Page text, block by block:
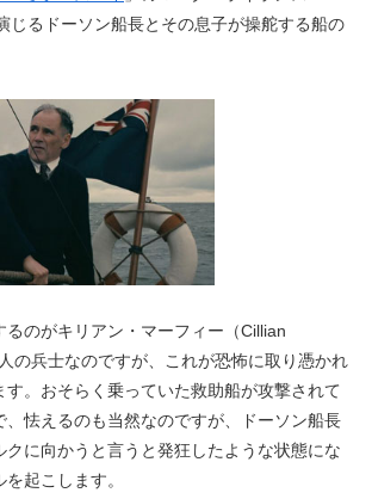
じるドーソン船長とその息子が操舵する船の
るのがキリアン・マーフィー（Cillian
の兵士なのですが、これが恐怖に取り憑かれ
す。おそらく乗っていた救助船が攻撃されて
、怯えるのも当然なのですが、ドーソン船長
クに向かうと言うと発狂したような状態にな
起こします。